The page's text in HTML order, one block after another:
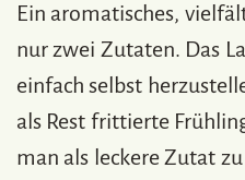
Ein aromatisches,
nur zwei Zutaten. Das
einfach selbst
als Rest frittierte
man als leckere Zutat